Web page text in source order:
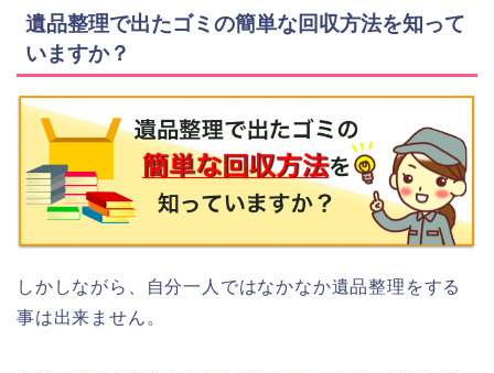
遺品整理で出たゴミの簡単な回収方法を知って
いますか？
しかしながら、自分一人ではなかなか遺品整理をする
事は出来ません。